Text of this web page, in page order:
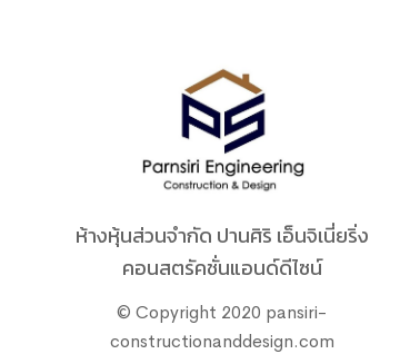
ห้างหุ้นส่วนจำกัด ปานศิริ เอ็นจิเนี่ยริ่ง
คอนสตรัคชั่นแอนด์ดีไซน์
© Copyright 2020 pansiri-
constructionanddesign.com